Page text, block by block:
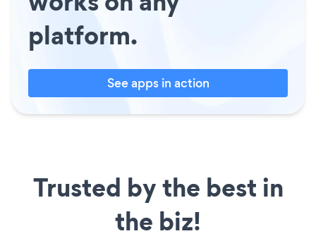
platform.
See apps in action
Trusted by the best in
the biz!